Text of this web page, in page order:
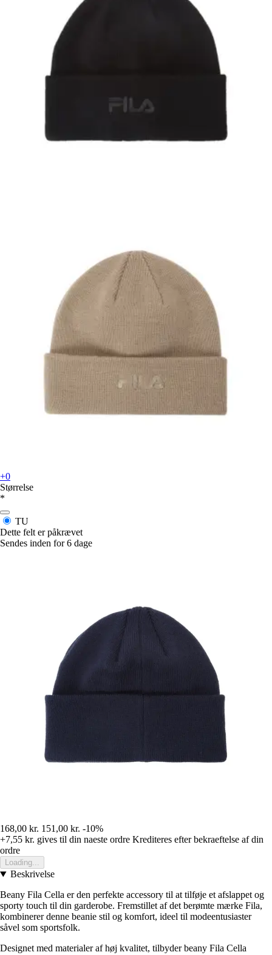
+0
Størrelse
*
TU
Dette felt er påkrævet
Sendes inden for 6 dage
168,00 kr. 151,00 kr. -10%
+7,55 kr. gives til din naeste ordre Krediteres efter bekraeftelse af din
ordre
Loading...
Beskrivelse
Beany Fila Cella er den perfekte accessory til at tilføje et afslappet og
sporty touch til din garderobe. Fremstillet af det berømte mærke Fila,
kombinerer denne beanie stil og komfort, ideel til modeentusiaster
såvel som sportsfolk.
Designet med materialer af høj kvalitet, tilbyder beany Fila Cella